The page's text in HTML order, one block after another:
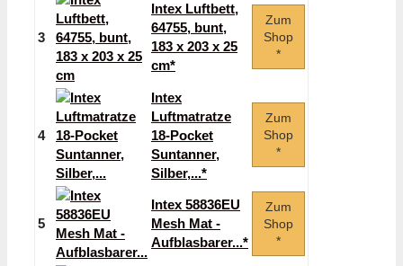
3
Intex Luftbett,
64755, bunt,
183 x 203 x 25
cm*
Zum
Shop
*
4
Intex
Luftmatratze
18-Pocket
Suntanner,
Silber,...*
Zum
Shop
*
5
Intex 58836EU
Mesh Mat -
Aufblasbarer...*
Zum
Shop
*